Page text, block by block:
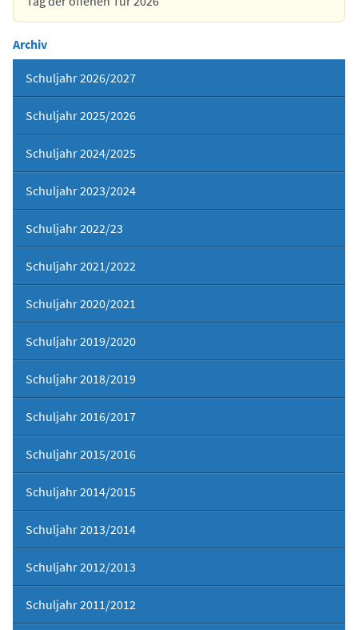
Archiv
Schuljahr 2026/2027
Schuljahr 2025/2026
Schuljahr 2024/2025
Schuljahr 2023/2024
Schuljahr 2022/23
Schuljahr 2021/2022
Schuljahr 2020/2021
Schuljahr 2019/2020
Schuljahr 2018/2019
Schuljahr 2016/2017
Schuljahr 2015/2016
Schuljahr 2014/2015
Schuljahr 2013/2014
Schuljahr 2012/2013
Schuljahr 2011/2012